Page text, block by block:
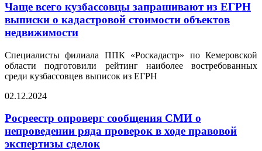
Чаще всего кузбассовцы запрашивают из ЕГРН
выписки о кадастровой стоимости объектов
недвижимости
Специалисты филиала ППК «Роскадастр» по Кемеровской
области подготовили рейтинг наиболее востребованных
среди кузбассовцев выписок из ЕГРН
02.12.2024
Росреестр опроверг сообщения СМИ о
непроведении ряда проверок в ходе правовой
экспертизы сделок